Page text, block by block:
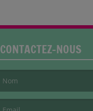
CONTACTEZ-NOUS